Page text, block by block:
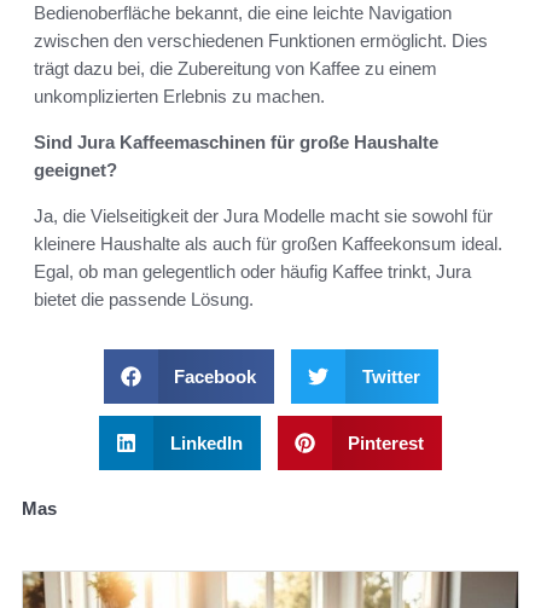
Bedienoberfläche bekannt, die eine leichte Navigation
zwischen den verschiedenen Funktionen ermöglicht. Dies
trägt dazu bei, die Zubereitung von Kaffee zu einem
unkomplizierten Erlebnis zu machen.
Sind Jura Kaffeemaschinen für große Haushalte
geeignet?
Ja, die Vielseitigkeit der Jura Modelle macht sie sowohl für
kleinere Haushalte als auch für großen Kaffeekonsum ideal.
Egal, ob man gelegentlich oder häufig Kaffee trinkt, Jura
bietet die passende Lösung.
Facebook Twitter
LinkedIn Pinterest
Mas